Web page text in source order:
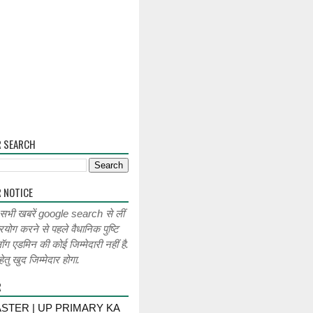
सभी खबरें google search से लीं
करने से पहले वैधानिक पुष्टि
की कोई जिम्मेदारी नहीं है.
खुद जिम्मेदार होगा.
| UP PRIMARY KA